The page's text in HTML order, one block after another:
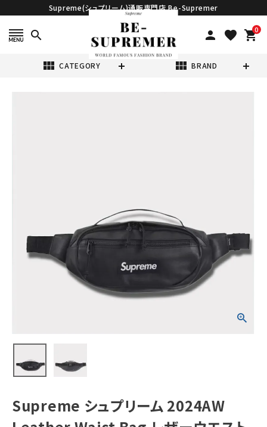
Supreme(シュプリーム)通販専門店 Be-Supremer
search person favorite 0
shopping_cart
view_module CATEGORY view_module BRAND
Supreme シュプ
リーム 2024AW
Leather Waist
Bag レザーウエ
¥44,980 (税込)
Tシャツ・ロングスリーブ
パーカー・トレーナー
キャップ・ハット
Supreme シュプリーム 2024AW